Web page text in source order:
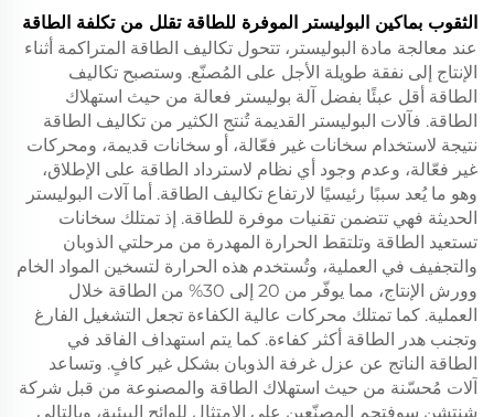
الثقوب بماكين البوليستر الموفرة للطاقة تقلل من تكلفة الطاقة
عند معالجة مادة البوليستر، تتحول تكاليف الطاقة المتراكمة أثناء
الإنتاج إلى نفقة طويلة الأجل على المُصنّع. وستصبح تكاليف
الطاقة أقل عبئًا بفضل آلة بوليستر فعالة من حيث استهلاك
الطاقة. فآلات البوليستر القديمة تُنتج الكثير من تكاليف الطاقة
نتيجة لاستخدام سخانات غير فعّالة، أو سخانات قديمة، ومحركات
غير فعّالة، وعدم وجود أي نظام لاسترداد الطاقة على الإطلاق،
وهو ما يُعد سببًا رئيسيًا لارتفاع تكاليف الطاقة. أما آلات البوليستر
الحديثة فهي تتضمن تقنيات موفرة للطاقة. إذ تمتلك سخانات
تستعيد الطاقة وتلتقط الحرارة المهدرة من مرحلتي الذوبان
والتجفيف في العملية، وتُستخدم هذه الحرارة لتسخين المواد الخام
وورش الإنتاج، مما يوفّر من 20 إلى 30% من الطاقة خلال
العملية. كما تمتلك محركات عالية الكفاءة تجعل التشغيل الفارغ
وتجنب هدر الطاقة أكثر كفاءة. كما يتم استهداف الفاقد في
الطاقة الناتج عن عزل غرفة الذوبان بشكل غير كافٍ. وتساعد
آلات مُحسّنة من حيث استهلاك الطاقة والمصنوعة من قبل شركة
شنتشن سوفتجم المصنّعين على الامتثال للوائح البيئية، وبالتالي